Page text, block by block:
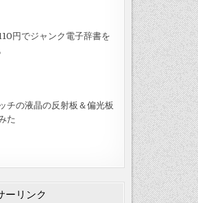
円でジャンク電子辞書を
チの液晶の反射板＆偏光板
た
ーリンク